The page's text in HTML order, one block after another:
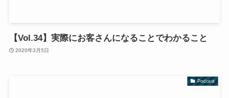
【Vol.34】実際にお客さんになることでわかること
2020年3月5日
Podcast